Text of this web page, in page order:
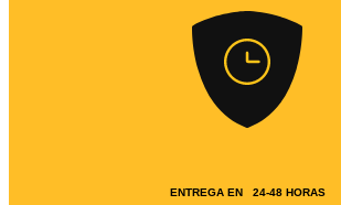
ENTREGA EN 24-48 HORAS